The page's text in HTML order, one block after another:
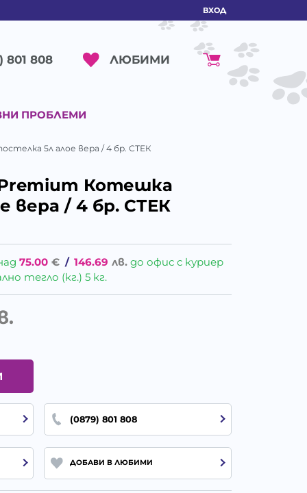
ВХОД
801 808 ЛЮБИМИ
ПРОБЛЕМИ
5л алое вера / 4 бр. СТЕК
Котешка
вера / 4 бр. СТЕК
75.00 € / 146.69 лв. до офис с куриер
тегло (кг.) 5 кг.
(0879) 801 808
ДОБАВИ В ЛЮБИМИ